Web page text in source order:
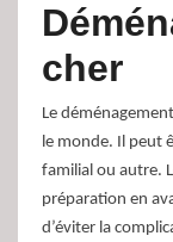
cher
Le
le monde. Il peut
familial ou autre.
préparation en
d’éviter la